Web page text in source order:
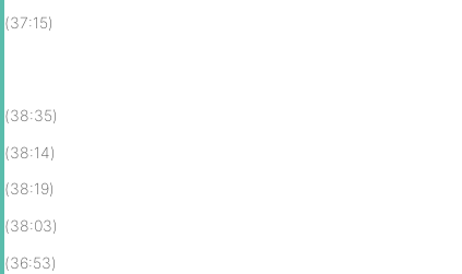
(37:15)
(38:35)
(38:14)
(38:19)
(38:03)
(36:53)